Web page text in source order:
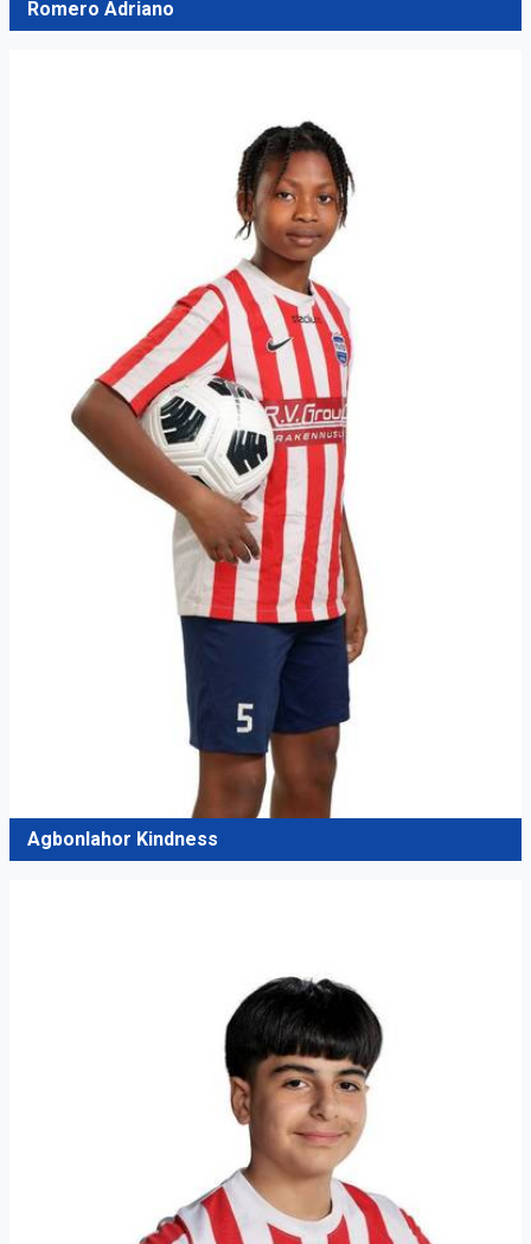
Romero Adriano
Agbonlahor Kindness